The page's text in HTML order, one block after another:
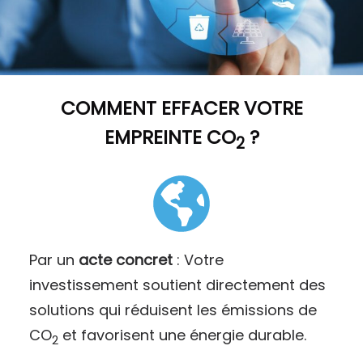
COMMENT EFFACER VOTRE
EMPREINTE CO2?
Par un acte concret: Votre
investissement soutient directement des
solutions qui réduisent les émissions de
CO2 et favorisent une énergie durable.